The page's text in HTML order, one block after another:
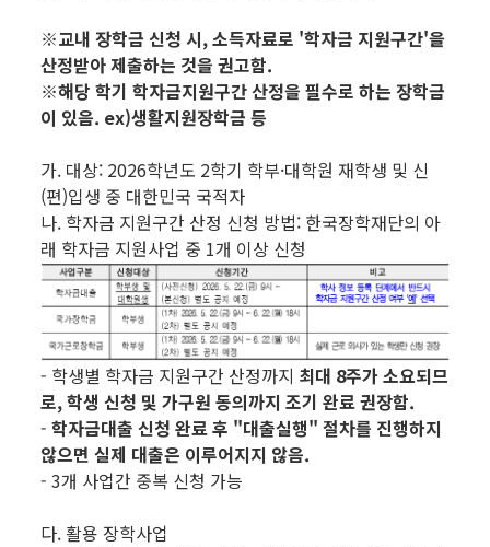
※교내 장학금 신청 시, 소득자료로 '학자금 지원구간'을
산정받아 제출하는 것을 권고함.
※해당 학기 학자금지원구간 산정을 필수로 하는 장학금
이 있음. ex)생활지원장학금 등
가. 대상: 2026학년도 2학기 학부·대학원 재학생 및 신
(편)입생 중 대한민국 국적자
나. 학자금 지원구간 산정 신청 방법: 한국장학재단의 아
래 학자금 지원사업 중 1개 이상 신청
- 학생별 학자금 지원구간 산정까지 최대 8주가 소요되므
로,학생 신청 및 가구원 동의까지 조기 완료 권장함.
-학자금대출 신청 완료 후 "대출실행" 절차를 진행하지
않으면 실제 대출은 이루어지지 않음.
- 3개 사업간 중복 신청 가능
다. 활용 장학사업